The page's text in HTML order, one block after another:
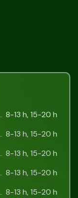
8-13 h, 15-20 h
8-13 h, 15-20 h
8-13 h, 15-20 h
8-13 h, 15-20 h
8-13 h, 15-20 h